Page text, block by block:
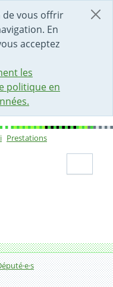
de vous offrir
En
acceptez
les
politique en
Prestations